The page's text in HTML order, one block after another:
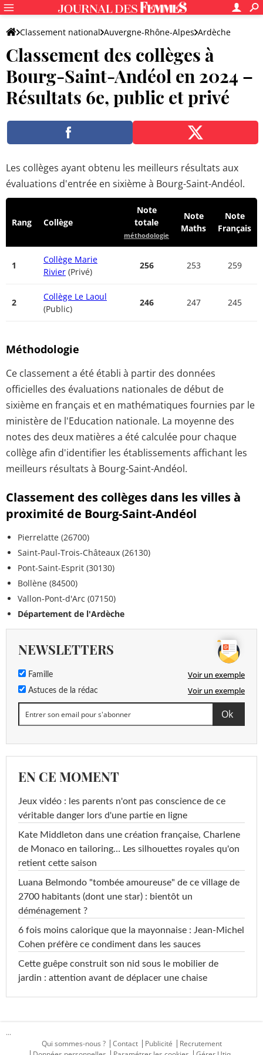
Classement national Auvergne-Rhône-Alpes Ardèche
Bourg-Saint-Andéol
Classement des collèges à
Bourg-Saint-Andéol en 2024 –
Résultats 6e, public et privé
Les collèges ayant obtenu les meilleurs résultats aux
évaluations d'entrée en sixième à Bourg-Saint-Andéol.
Rang Collège
Note
totale
méthodologie
Note
Maths
Note
Français
1
Collège Marie
Rivier (Privé)
256 253 259
2
Collège Le Laoul
(Public)
246 247 245
Méthodologie
Ce classement a été établi à partir des données
officielles des évaluations nationales de début de
sixième en français et en mathématiques fournies par le
ministère de l'Education nationale. La moyenne des
notes des deux matières a été calculée pour chaque
collège afin d'identifier les établissements affichant les
meilleurs résultats à Bourg-Saint-Andéol.
Classement des collèges dans les villes à
proximité de Bourg-Saint-Andéol
Pierrelatte (26700)
Saint-Paul-Trois-Châteaux (26130)
Pont-Saint-Esprit (30130)
Bollène (84500)
Vallon-Pont-d'Arc (07150)
Département de l'Ardèche
NEWSLETTERS
Famille Voir un exemple
Astuces de la rédac Voir un exemple
EN CE MOMENT
Jeux vidéo : les parents n'ont pas conscience de ce
véritable danger lors d'une partie en ligne
Kate Middleton dans une création française, Charlene
de Monaco en tailoring… Les silhouettes royales qu'on
retient cette saison
Luana Belmondo "tombée amoureuse" de ce village de
2700 habitants (dont une star) : bientôt un
déménagement ?
6 fois moins calorique que la mayonnaise : Jean-Michel
Cohen préfère ce condiment dans les sauces
Cette guêpe construit son nid sous le mobilier de
jardin : attention avant de déplacer une chaise
...
Qui sommes-nous ?
Contact Publicité
Recrutement